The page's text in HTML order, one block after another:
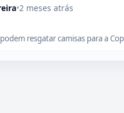
•2 meses atrás
resgatar camisas para a